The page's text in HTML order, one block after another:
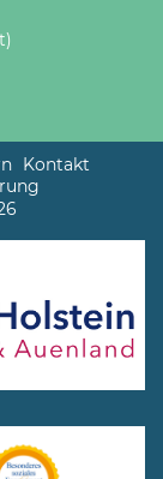
Kontakt